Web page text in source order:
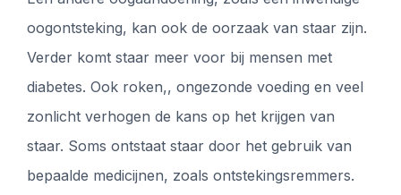
oogontsteking, kan ook de oorzaak van staar zijn.
Verder komt staar meer voor bij mensen met
diabetes. Ook roken,, ongezonde voeding en veel
zonlicht verhogen de kans op het krijgen van
staar. Soms ontstaat staar door het gebruik van
bepaalde medicijnen, zoals ontstekingsremmers.